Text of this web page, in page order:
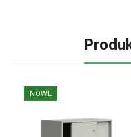
NOWE